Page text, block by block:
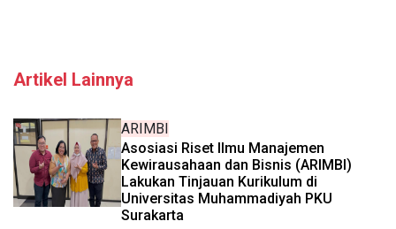
Artikel Lainnya
ARIMBI
Asosiasi Riset Ilmu Manajemen
Kewirausahaan dan Bisnis (ARIMBI)
Lakukan Tinjauan Kurikulum di
Universitas Muhammadiyah PKU
Surakarta